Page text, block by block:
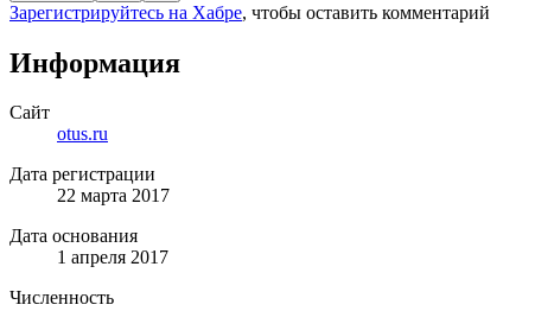
Зарегистрируйтесь на Хабре, чтобы оставить комментарий
Информация
Сайт
otus.ru
Дата регистрации
22 марта 2017
Дата основания
1 апреля 2017
Численность